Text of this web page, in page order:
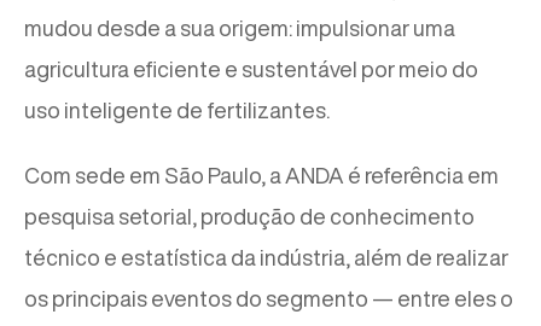
mudou desde a sua origem: impulsionar uma
agricultura eficiente e sustentável por meio do
uso inteligente de fertilizantes.
Com sede em São Paulo, a ANDA é referência em
pesquisa setorial, produção de conhecimento
técnico e estatística da indústria, além de realizar
os principais eventos do segmento — entre eles o